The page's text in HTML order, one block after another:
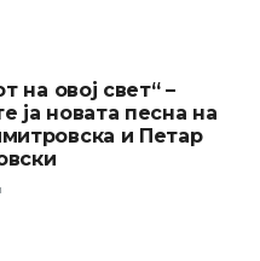
на овој свет“ –
ја новата песна на
и Петар